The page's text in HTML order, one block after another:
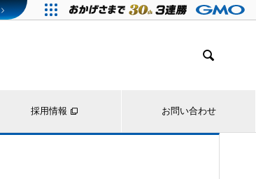

採用情報 お問い合わせ